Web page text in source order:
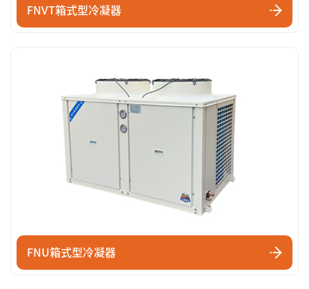
FNVT箱式型冷凝器
FNU箱式型冷凝器